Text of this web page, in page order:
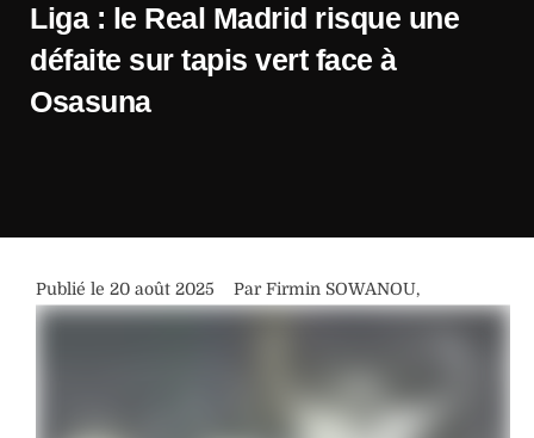
Liga : le Real Madrid risque une
défaite sur tapis vert face à
Osasuna
Publié le 20 août 2025 Par Firmin SOWANOU,